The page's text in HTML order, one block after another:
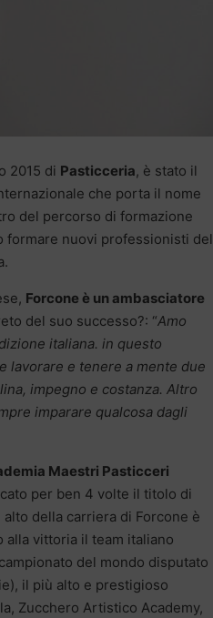
2015 di Pasticceria, è stato il
che porta il nome
del percorso di formazione
formare nuovi professionisti del
Forcone è un ambasciatore
del suo successo?: “Amo
italiana. in questo
lavorare e tenere a mente due
impegno e costanza. Altro
imparare qualcosa dagli
Maestri Pasticceri
per ben 4 volte il titolo di
della carriera di Forcone è
alla vittoria il team italiano
del mondo disputato
il più alto e prestigioso
Zucchero Artistico Academy,